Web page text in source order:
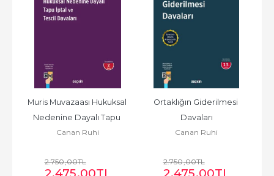
Muris Muvazaası Hukuksal
Nedenine Dayalı Tapu
İptal ve Tescil Davaları
Canan Ruhi
2.750,00TL
2.475,00TL
Ortaklığın Giderilmesi
Davaları
Canan Ruhi
2.750,00TL
2.475,00TL